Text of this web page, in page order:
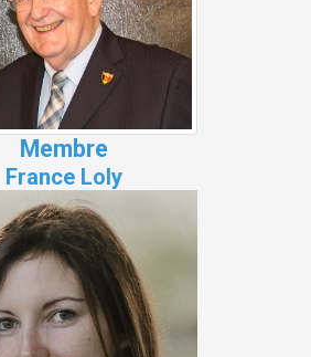
Membre
France Loly